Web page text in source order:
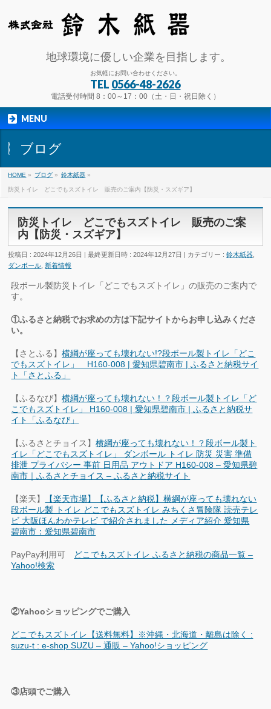
地球環境に優しい企業を目指します。
お気軽にお問い合わせください。
TEL 0566-48-2626
電話受付時間 8：00～17：00（土・日・祝日除く）
MENU
ブログ
HOME » ブログ » 鈴木紙器 »
防災トイレ どこでもスズトイレ 販売のご案内【防災・スズギア】
防災トイレ どこでもスズトイレ 販売のご案
内【防災・スズギア】
投稿日 : 2024年12月26日 最終更新日時 : 2024年12月27日 カテゴリー :鈴木紙器
ダンボール 新着情報
段ボール製防災トイレ「どこでもスズトイレ」の販売のご案内で
す。
①ふるさと納税でお求めの方は下記サイトからお申し込みくださ
い。
【さとふる】横綱が座っても壊れない!?段ボール製トイレ「どこ
でもスズトイレ」 H160-008 | 愛知県碧南市 | ふるさと納税サイ
ト「さとふる」
【ふるなび】横綱が座っても壊れない！？段ボール製トイレ「ど
こでもスズトイレ」 H160-008 | 愛知県碧南市 | ふるさと納税サ
イト「ふるなび」
【ふるさとチョイス】横綱が座っても壊れない！？段ボール製ト
イレ「どこでもスズトイレ」 ダンボール トイレ 防災 災害 準備
排泄 プライバシー 事前 日用品 アウトドア H160-008 – 愛知県碧
南市｜ふるさとチョイス – ふるさと納税サイト
【楽天】
【楽天市場】【ふるさと納税】横綱が座っても壊れない
段ボール製 トイレ どこでもスズトイレ みちくさ冒険隊 読売テレ
ビ 大阪ほんわかテレビ で紹介されました メディア紹介 愛知県
碧南市：愛知県碧南市
PayPay利用可 どこでもスズトイレ ふるさと納税の商品一覧 –
Yahoo!検索
②Yahooショッピングでご購入
どこでもスズトイレ【送料無料】※沖縄・北海道・離島は除く :
suzu-t : e-shop SUZU – 通販 – Yahoo!ショッピング
③店頭でご購入